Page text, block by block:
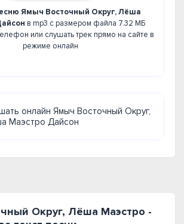
Ямыч Восточный Округ, Лёша
в mp3 с размером файла 7.32 МБ
или слушать трек прямо на сайте в
режиме онлайн
онлайн Ямыч Восточный Округ,
Маэстро Дайсон
Округ, Лёша Маэстро -